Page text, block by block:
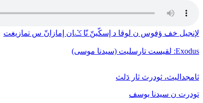
لإنجيل خف ﺅفوس ن لوقا د إسكّينّ نّا ݣان إمازانّ س تمازيغت
Exodus: لقيست تارسليت (سيدنا موسى)
ثامجداليث، ثودرث ثار دَلث
تودرت ن سيدنا يوسف